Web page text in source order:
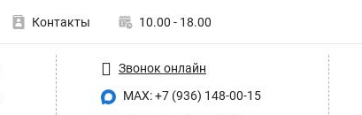
Контакты 10.00 - 18.00
Звонок онлайн
MAX: +7 (936) 148-00-15